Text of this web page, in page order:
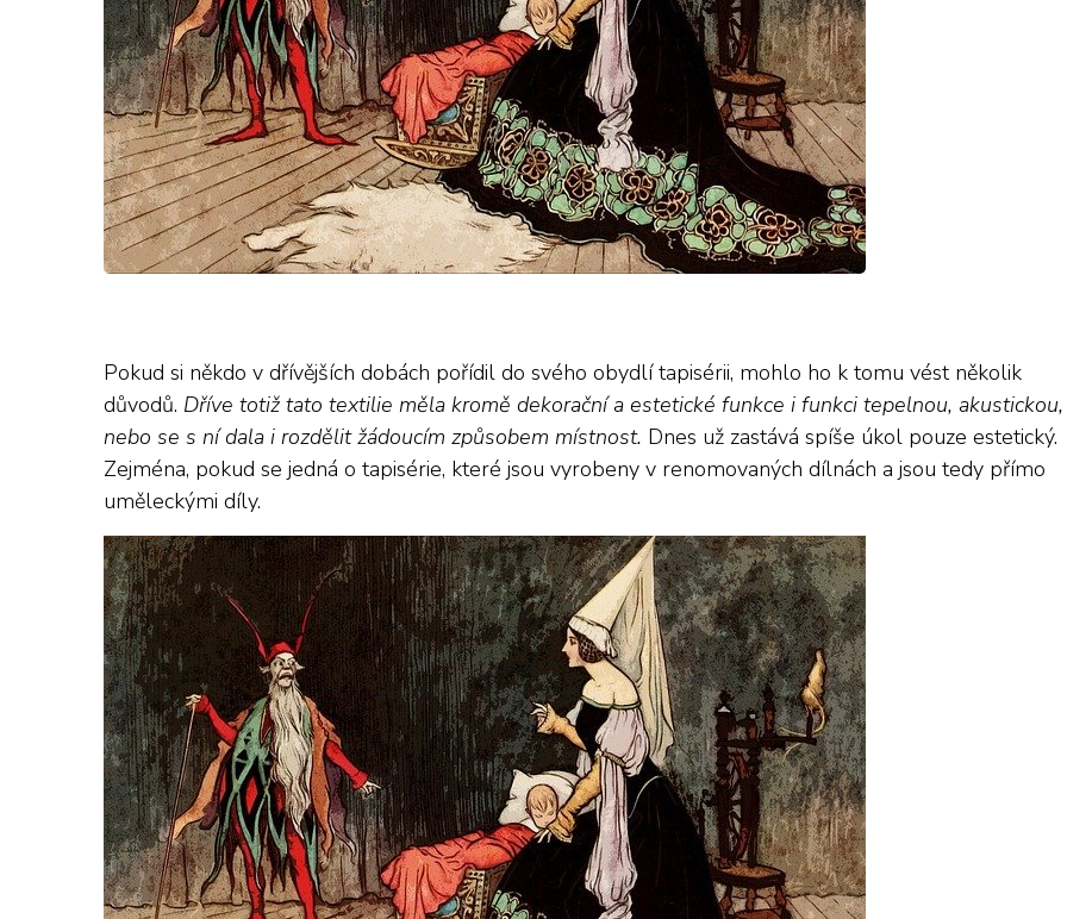
Pokud si někdo v dřívějších dobách pořídil do svého obydlí tapisérii, mohlo ho k tomu vést několik
důvodů. Dříve totiž tato textilie měla kromě dekorační a estetické funkce i funkci tepelnou, akustickou,
nebo se s ní dala i rozdělit žádoucím způsobem místnost. Dnes už zastává spíše úkol pouze estetický.
Zejména, pokud se jedná o tapisérie, které jsou vyrobeny v renomovaných dílnách a jsou tedy přímo
uměleckými díly.